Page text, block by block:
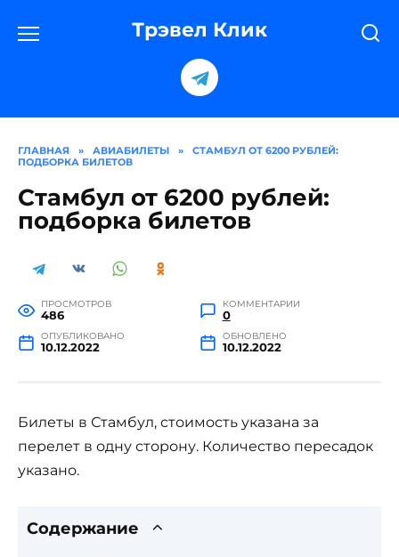
содержанию
Трэвел Клик
ГЛАВНАЯ » АВИАБИЛЕТЫ »
СТАМБУЛ ОТ 6200 РУБЛЕЙ:
ПОДБОРКА БИЛЕТОВ
Стамбул от 6200 рублей:
подборка билетов
ПРОСМОТРОВ
486
КОММЕНТАРИИ
0
ОПУБЛИКОВАНО
10.12.2022
ОБНОВЛЕНО
10.12.2022
Билеты в Стамбул, стоимость указана за
перелет в одну сторону. Количество пересадок
указано.
Содержание